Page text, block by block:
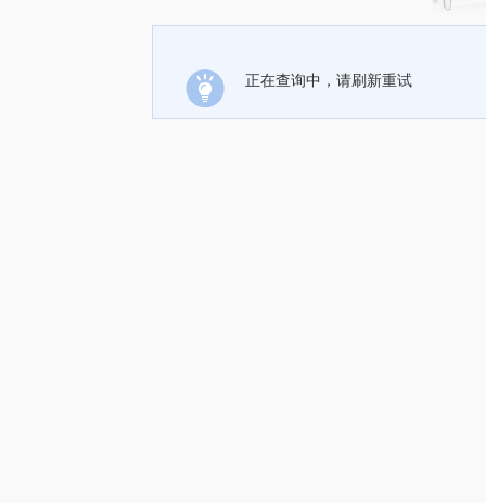
正在查询中，请刷新重试